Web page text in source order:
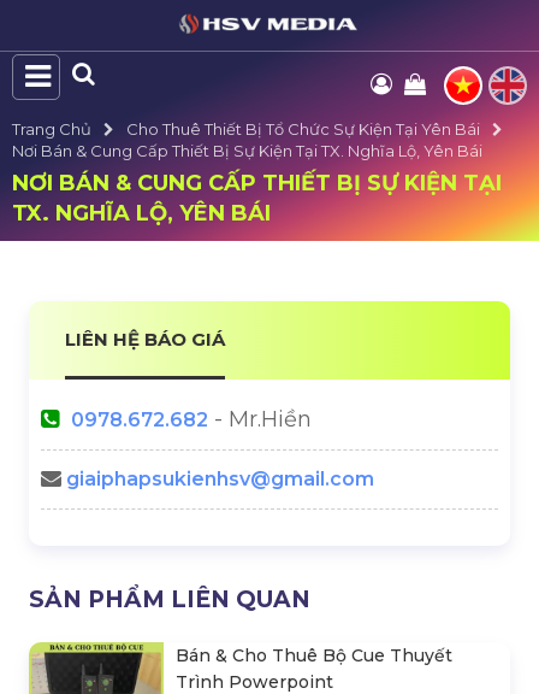
Trang Chủ
Cho Thuê Thiết Bị Tổ Chức Sự Kiện Tại Yên Bái
Nơi Bán & Cung Cấp Thiết Bị Sự Kiện Tại TX. Nghĩa Lộ, Yên Bái
NƠI BÁN & CUNG CẤP THIẾT BỊ SỰ KIỆN TẠI
TX. NGHĨA LỘ, YÊN BÁI
LIÊN HỆ BÁO GIÁ
0978.672.682 - Mr.Hiền
giaiphapsukienhsv@gmail.com
SẢN PHẨM LIÊN QUAN
Bán & Cho Thuê Bộ Cue Thuyết
Trình Powerpoint